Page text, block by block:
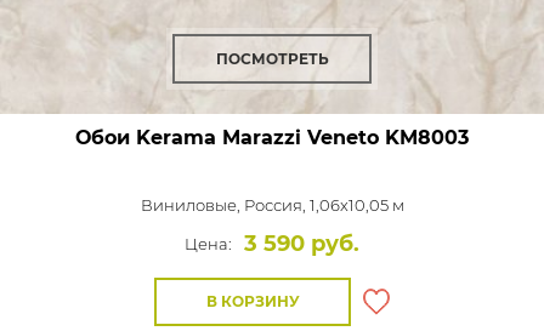
ПОСМОТРЕТЬ
Обои Kerama Marazzi Veneto KM8003
Виниловые, Россия, 1,06x10,05 м
Цена:
3 590 руб.
В КОРЗИНУ